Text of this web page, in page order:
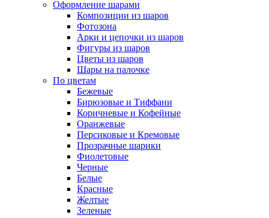
Оформление шарами
Композиции из шаров
Фотозона
Арки и цепочки из шаров
Фигуры из шаров
Цветы из шаров
Шары на палочке
По цветам
Бежевые
Бирюзовые и Тиффани
Коричневые и Кофейные
Оранжевые
Персиковые и Кремовые
Прозрачные шарики
Фиолетовые
Черные
Белые
Красные
Желтые
Зеленые